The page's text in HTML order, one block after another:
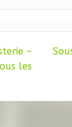
–
les